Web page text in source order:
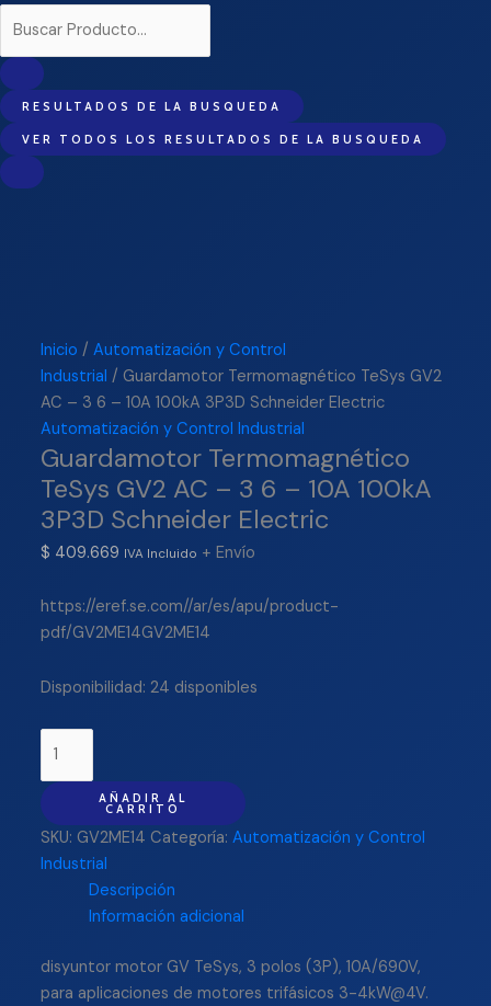
RESULTADOS DE LA BUSQUEDA
VER TODOS LOS RESULTADOS DE LA BUSQUEDA
Inicio /Automatización y Control
Industrial / Guardamotor Termomagnético TeSys GV2
AC – 3 6 – 10A 100kA 3P3D Schneider Electric
Automatización y Control Industrial
Guardamotor Termomagnético
TeSys GV2 AC – 3 6 – 10A 100kA
3P3D Schneider Electric
$ 409.669 IVA Incluido + Envío
https://eref.se.com//ar/es/apu/product-
pdf/GV2ME14GV2ME14
Disponibilidad: 24 disponibles
AÑADIR AL
CARRITO
SKU: GV2ME14 Categoría:Automatización y Control
Industrial
Descripción
Información adicional
disyuntor motor GV TeSys, 3 polos (3P), 10A/690V,
para aplicaciones de motores trifásicos 3-4kW@4V.